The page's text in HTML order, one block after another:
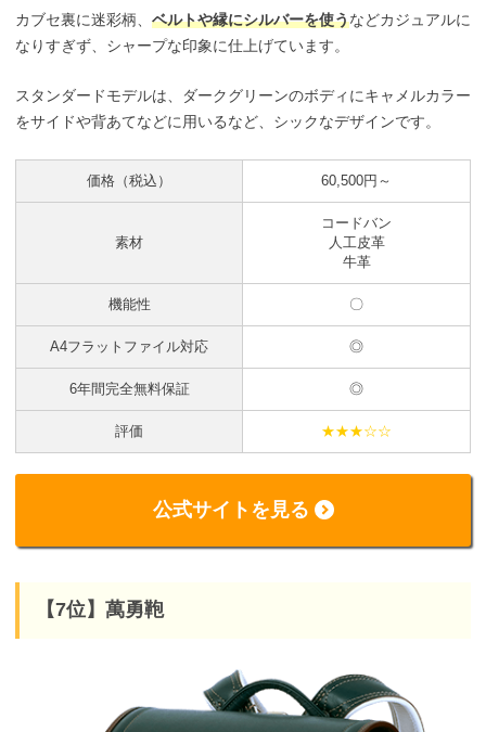
カブセ裏に迷彩柄、 ベルトや縁にシルバーを使うなどカジュアルに
なりすぎず、シャープな印象に仕上げています。
スタンダードモデルは、ダークグリーンのボディにキャメルカラー
をサイドや背あてなどに用いるなど、シックなデザインです。
価格（税込） 60,500円～
素材
コードバン
人工皮革
牛革
機能性 〇
A4フラットファイル対応 ◎
6年間完全無料保証 ◎
評価 ★★★☆☆
公式サイトを見る
【7位】萬勇鞄